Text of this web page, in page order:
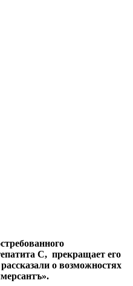
С, прекращает его
о возможностях